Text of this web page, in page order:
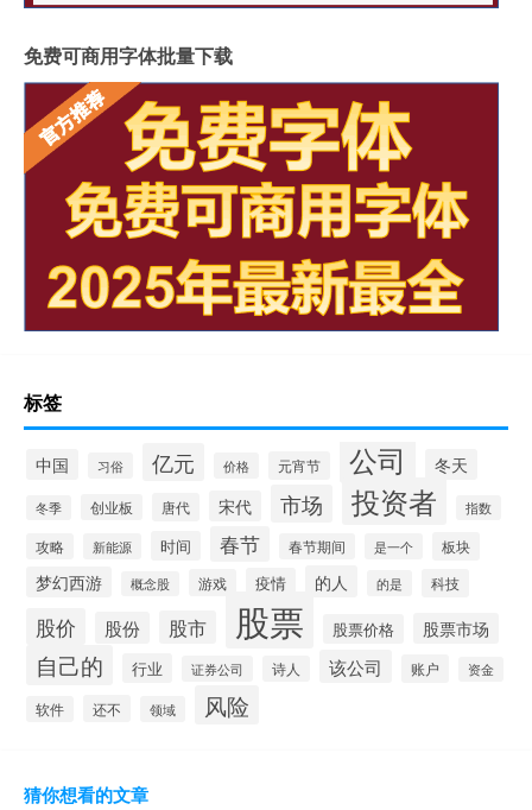
免费可商用字体批量下载
标签
中国 习俗 亿元 价格 元宵节 公司 冬天
冬季 创业板 唐代 宋代 市场 投资者 指数
攻略 新能源 时间 春节 春节期间 是一个 板块
梦幻西游 概念股 游戏 疫情 的人 的是 科技
股价 股份 股市 股票 股票价格 股票市场
自己的 行业 证券公司 诗人 该公司 账户 资金
软件 还不 领域 风险
猜你想看的文章